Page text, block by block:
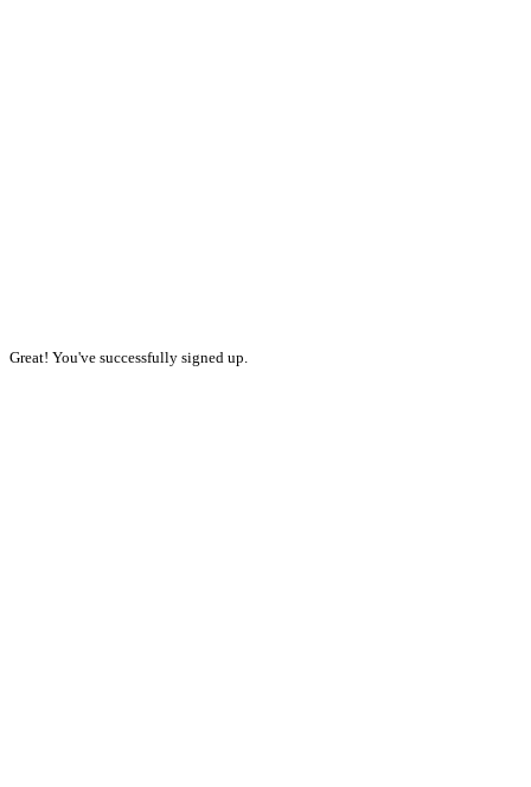
Great! You've successfully signed up.